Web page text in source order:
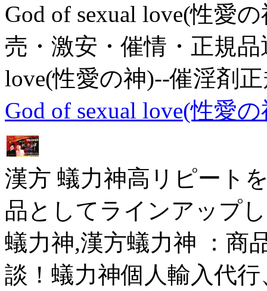
God of sexual love(性愛
売・激安・催情・正規品
love(性愛の神)--催淫剤
God of sexual love(性愛
漢方 蟻力神高リピート
品としてラインアップ
蟻力神,漢方蟻力神 ：商
談！蟻力神個人輸入代